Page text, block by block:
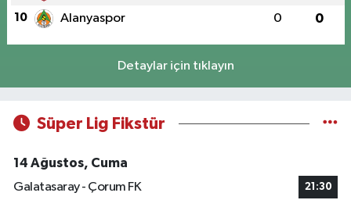
10 Alanyaspor 0 0
Detaylar için tıklayın
Süper Lig Fikstür
14 Ağustos, Cuma
Galatasaray - Çorum FK
21:30